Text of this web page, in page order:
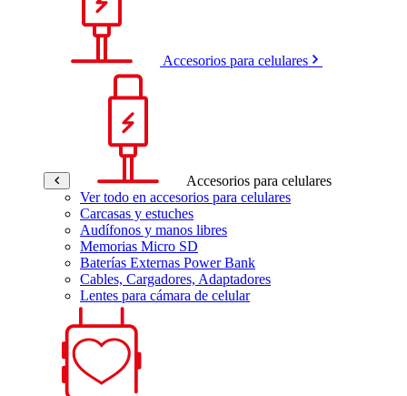
Accesorios para celulares
Accesorios para celulares
Ver todo en accesorios para celulares
Carcasas y estuches
Audífonos y manos libres
Memorias Micro SD
Baterías Externas Power Bank
Cables, Cargadores, Adaptadores
Lentes para cámara de celular